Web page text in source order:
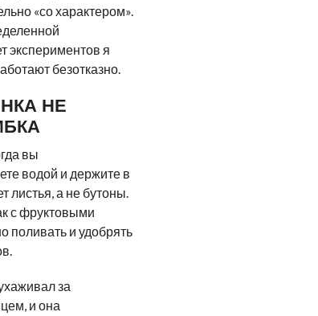
«со характером».
экспериментов я
безотказно.
НЕ
вы
водой и держите в
листья, а не бутоны.
с фруктовыми
поливать и удобрять
за
и она